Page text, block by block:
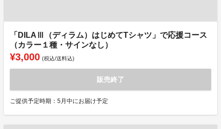
「DILAⅢ（ディラム）はじめてTシャツ」で応援コース
（カラー１種・サインなし）
¥3,000 (税込/送料込)
販売終了
ご提供予定時期：5月中にお届け予定